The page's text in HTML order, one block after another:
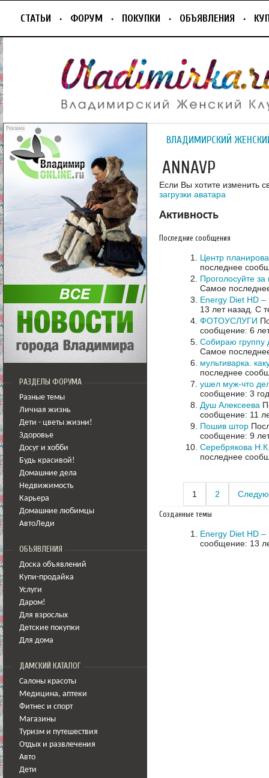
СТАТЬИ ФОРУМ ПОКУПКИ ОБЪЯВЛЕНИЯ
РАЗДЕЛЫ ФОРУМА
Разные темы
Личная жизнь
Дети - цветы жизни!
Здоровье
Досуг и хобби
Будь красивой!
Домашние дела
Недвижимость
Карьера
Домашние любимцы
АвтоЛеди
ОБЪЯВЛЕНИЯ
Доска объявлений
Купи-продайка
Услуги
Даром!
Для взрослых
Детские покупки
Для дома
ДАМСКИЙ КАТАЛОГ
Салоны красоты
Медицина, аптеки
Фитнес и спорт
Магазины
Туризм и путешествия
Отдых и развлечения
Авто
Дети
ВЛАДИМИРСКИЙ
ANNAVP
Если Вы хотите изменить
загрузки аватара
Активность
Последние сообщения
Центр
последнее
Проголосуйте
Самое
Energy Diet HD
13 лет назад. С
ФОТОУСЛУГИ
сообщение: 6
Собираю группу
Самое
мультиварка.
последнее
ушел муж-что
сообщение: 3
Душ Алексеева
сообщение: 11
Пошив штор
сообщение: 9
Серебрякова
последнее
1 2
Созданные темы
Energy Diet HD
сообщение: 13